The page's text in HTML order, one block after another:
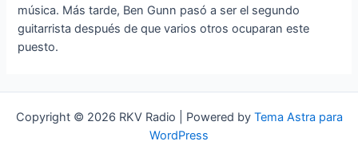
música. Más tarde, Ben Gunn pasó a ser el segundo
guitarrista después de que varios otros ocuparan este
puesto.
Copyright © 2026 RKV Radio | Powered by Tema Astra para
WordPress